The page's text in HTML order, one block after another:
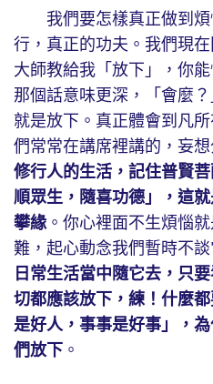
我們要怎樣真正做到煩
行，真正的功夫。我們現
大師教給我「放下」，你
那個話意味更深，「會麼
就是放下。真正體會到凡
們常常在講席裡講的，妄
修行人的生活，記住普賢
順眾生，隨喜功德」，這
攀緣。你心裡面不生煩惱
難，起心動念我們暫時不
日常生活當中隨它去，只
切都應該放下，練！什麼
是好人，事事是好事」，
們放下 。